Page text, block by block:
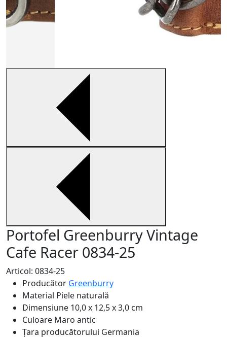
Portofel Greenburry Vintage
Cafe Racer 0834-25
Articol: 0834-25
Producător Greenburry
Material Piele naturală
Dimensiune 10,0 x 12,5 x 3,0 cm
Culoare Maro antic
Țara producătorului Germania